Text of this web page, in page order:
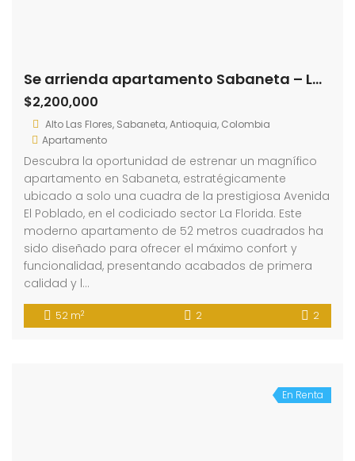
Se arrienda apartamento Sabaneta – La Florida (193966688)
$2,200,000
Alto Las Flores, Sabaneta, Antioquia, Colombia
Apartamento
Descubra la oportunidad de estrenar un magnífico
apartamento en Sabaneta, estratégicamente
ubicado a solo una cuadra de la prestigiosa Avenida
El Poblado, en el codiciado sector La Florida. Este
moderno apartamento de 52 metros cuadrados ha
sido diseñado para ofrecer el máximo confort y
funcionalidad, presentando acabados de primera
calidad y l…
52 m2 2 2
En Renta